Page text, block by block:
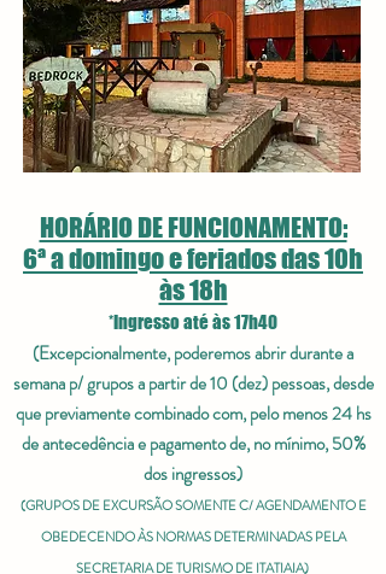
HORÁRIO DE FUNCIONAMENTO:
6ª a domingo e feriados das 10h
às 18h
*Ingresso até às 17h40
(Excepcionalmente, poderemos abrir durante a
semana p/ grupos a partir de 10 (dez) pessoas, desde
que previamente combinado com, pelo menos 24 hs
de antecedência e pagamento de, no mínimo, 50%
dos ingressos)
(GRUPOS DE EXCURSÃO SOMENTE C/ AGENDAMENTO E
OBEDECENDO ÀS NORMAS DETERMINADAS PELA
SECRETARIA DE TURISMO DE ITATIAIA)